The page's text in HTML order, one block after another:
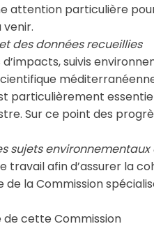
attention particulière
des données recueillies
suivis
particulièrement
Sur ce point des
sujets
travail afin d’assurer la
de la Commission
de cette Commission